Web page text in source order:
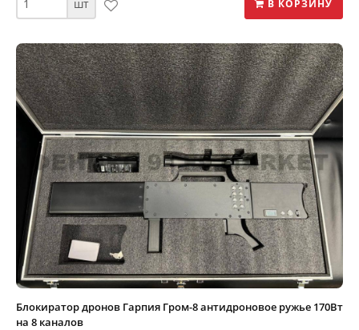
шт В КОРЗИНУ
Блокиратор дронов Гарпия Гром-8 антидроновое ружье 170Вт
на 8 каналов